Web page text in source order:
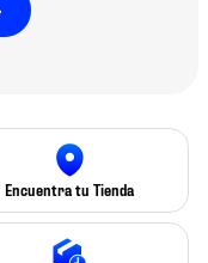
Encuentra tu Tienda